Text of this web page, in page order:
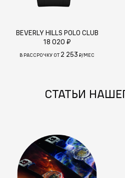
BEVERLY HILLS POLO CLUB
18 020 ₽
В РАССРОЧКУ ОТ 2 253 ₽/МЕС
СТАТЬИ